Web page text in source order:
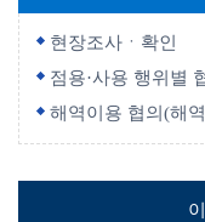
현장조사ㆍ확인
점용·사용 행위별
해역이용 협의(해